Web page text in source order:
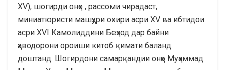
ХV), шогирди онҳо , рассоми чирадаст,
миниатюристи машҳури охири асри ХV ва ибтидои
асри ХVI Камолиддини Беҳзод дар байни
ҳаводорони ороиши китоб қимати баланд
доштанд. Шогирдони самарқандии онҳо Муҳаммад